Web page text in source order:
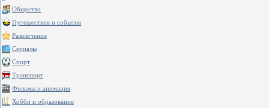
Общество
Путешествия и события
Развлечения
Сериалы
Спорт
Транспорт
Фильмы и анимация
Хобби и образование